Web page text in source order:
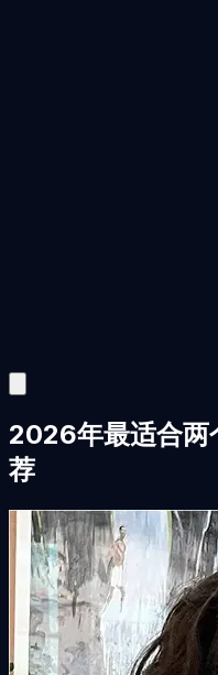
2026年最适合两
荐